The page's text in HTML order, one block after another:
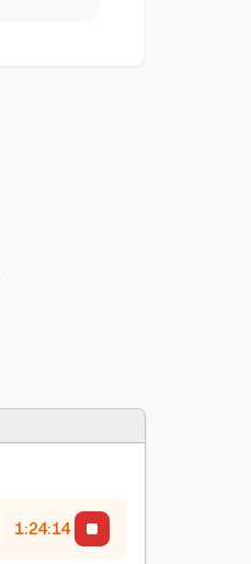
1:24:15